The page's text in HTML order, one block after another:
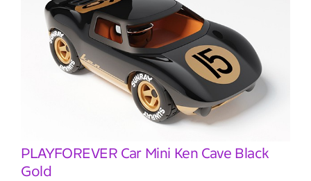
PLAYFOREVER Car Mini Ken Cave Black
Gold